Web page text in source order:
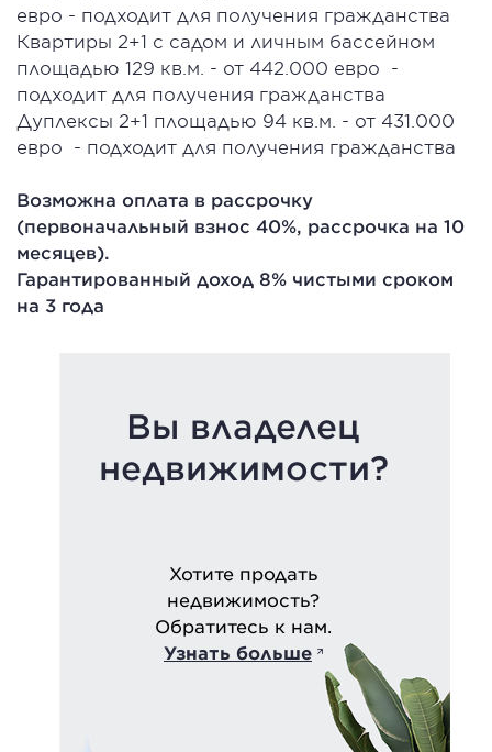
евро - подходит для получения гражданства
Квартиры 2+1 с садом и личным бассейном
площадью 129 кв.м. - от 442.000 евро -
подходит для получения гражданства
Дуплексы 2+1 площадью 94 кв.м. - от 431.000
евро - подходит для получения гражданства
Возможна оплата в рассрочку
(первоначальный взнос 40%, рассрочка на 10
месяцев).
Гарантированный доход 8% чистыми сроком
на 3 года
Вы владелец
недвижимости?
Хотите продать
недвижимость?
Обратитесь к нам.
Узнать больше